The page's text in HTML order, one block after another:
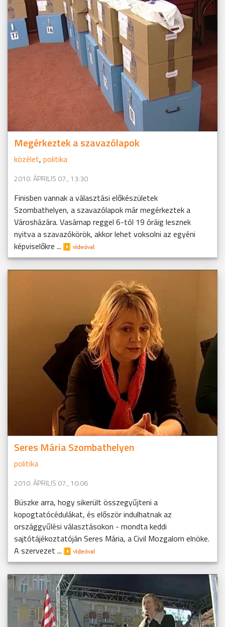
Megérkeztek a szavazólapok
közélet, politika
2010. ÁPRILIS 07., 13:30
Finisben vannak a választási előkészületek
Szombathelyen, a szavazólapok már megérkeztek a
Városházára. Vasárnap reggel 6-tól 19 óráig lesznek
nyitva a szavazókörök, akkor lehet voksolni az egyéni
képviselőkre ...
Seres Mária Szombathelyen
politika
2010. ÁPRILIS 07., 10:06
Büszke arra, hogy sikerült összegyűjteni a
kopogtatócédulákat, és először indulhatnak az
országgyűlési választásokon - mondta keddi
sajtótájékoztatóján Seres Mária, a Civil Mozgalom elnöke.
A szervezet ...